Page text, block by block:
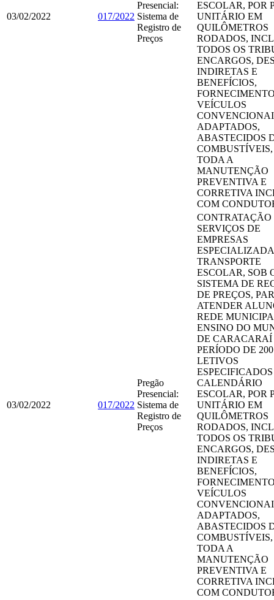
03/02/2022 017/2022
Presencial:
Sistema de
Registro de
Preços
ESCOLAR, POR
UNITÁRIO EM
QUILÔMETROS
RODADOS,
TODOS OS
ENCARGOS,
INDIRETAS E
BENEFÍCIOS,
VEÍCULOS
ADAPTADOS,
ABASTECIDOS
TODA A
MANUTENÇÃO
PREVENTIVA E
CORRETIVA
COM
03/02/2022 017/2022
Pregão
Presencial:
Sistema de
Registro de
Preços
CONTRATAÇÃO
SERVIÇOS DE
EMPRESAS
TRANSPORTE
ESCOLAR, SOB
SISTEMA DE
DE PREÇOS,
ATENDER
REDE
ENSINO DO
DE CARACARAÍ
PERÍODO DE
LETIVOS
CALENDÁRIO
ESCOLAR, POR
UNITÁRIO EM
QUILÔMETROS
RODADOS,
TODOS OS
ENCARGOS,
INDIRETAS E
BENEFÍCIOS,
VEÍCULOS
ADAPTADOS,
ABASTECIDOS
TODA A
MANUTENÇÃO
PREVENTIVA E
CORRETIVA
COM